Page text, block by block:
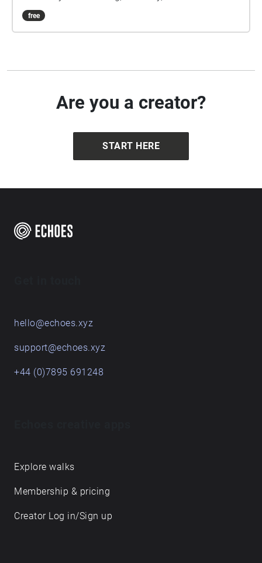
semester of 2017/2018.
free
Are you a creator?
START HERE
hello@echoes.xyz
support@echoes.xyz
+44 (0)7895 691248
Explore walks
Membership & pricing
Creator Log in/Sign up